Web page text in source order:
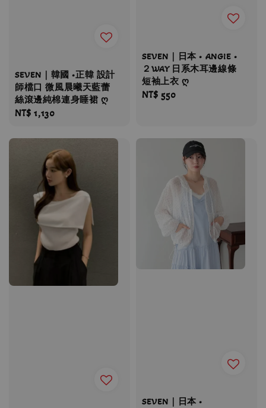
SEVEN｜韓國 •正韓 設計
師檔口 微風晨曦天藍蕾
絲滾邊純棉連身睡裙 ღ
Regular
NT$ 1,130
SEVEN｜日本 • ANGIE •
２WAY 日系木耳邊線條
短袖上衣 ღ
Regular
NT$ 550
SEVEN｜日本 •